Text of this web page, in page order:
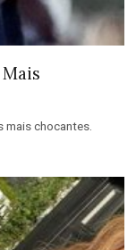
mais chocantes.